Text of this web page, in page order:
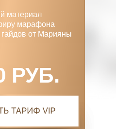
материал
марафона
от Марияны
РУБ.